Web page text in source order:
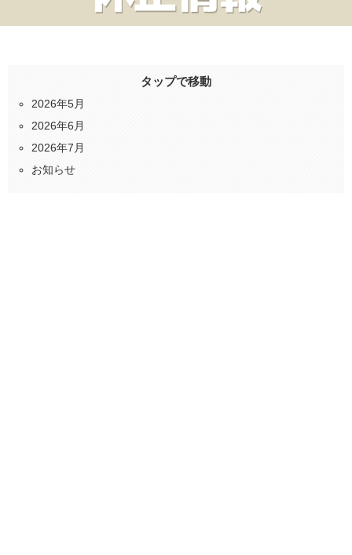
タップで移動
2026年5月
2026年6月
2026年7月
お知らせ